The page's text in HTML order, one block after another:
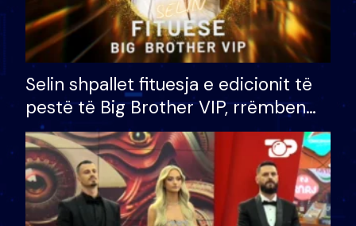
Selin shpallet fituesja e edicionit të
pestë të Big Brother VIP, rrëmben
çmimin e madh prej 100 mijë eurosh